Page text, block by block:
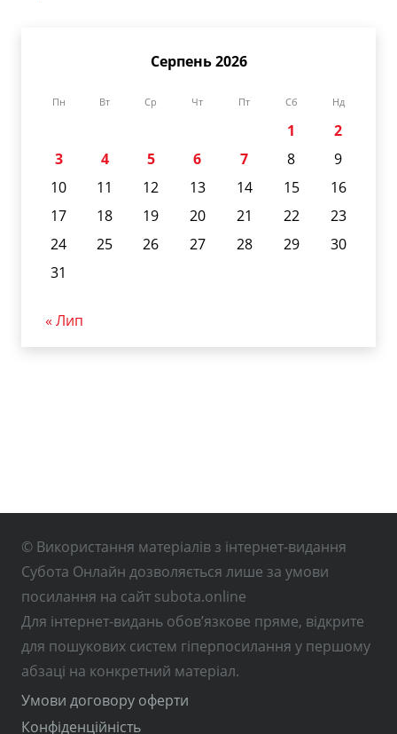
Серпень 2026
Пн Вт Ср Чт Пт Сб Нд
1
2
3
4 5 6 7 8
9
10
11 12 13 14 15
16
17
18 19 20 21 22
23
24
25 26 27 28 29
30
31
« Лип
© Використання матеріалів з інтернет-видання
Субота Онлайн дозволяється лише за умови
посилання на сайт subota.online
Для інтернет-видань обов’язкове пряме, відкрите
для пошукових систем гіперпосилання у першому
абзаці на конкретний матеріал.
Умови договору оферти
Конфіденційність